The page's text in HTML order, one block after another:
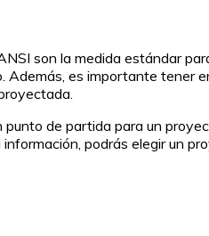
son la medida estándar
es importante tener
de partida para un
podrás elegir un